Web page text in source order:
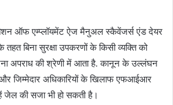
ऑफ एम्प्लॉयमेंट ऐज मैनुअल स्कैवेंजर्स एंड देयर
बिना सुरक्षा उपकरणों के किसी व्यक्ति को
अपराध की श्रेणी में आता है. कानून के उल्लंघन
जिम्मेदार अधिकारियों के खिलाफ एफआईआर
जेल की सजा भी हो सकती है।